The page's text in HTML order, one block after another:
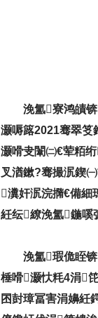
浼氳寮鸿皟
灏嗕簬2021骞翠笅
灏嗗叏闈㈡€荤粨
叉湭鏉?骞撮泦鍥
瀵奸泦浣撱€備細
紝纭繚浼氳鍦嗘
浼氳瑕佹眰
棰嗗灏忕粍4涓
囨尌璋冨害涓嬶紝